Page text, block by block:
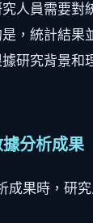
人員需要對
，統計結果
研究背景和
分析成果
成果時，研